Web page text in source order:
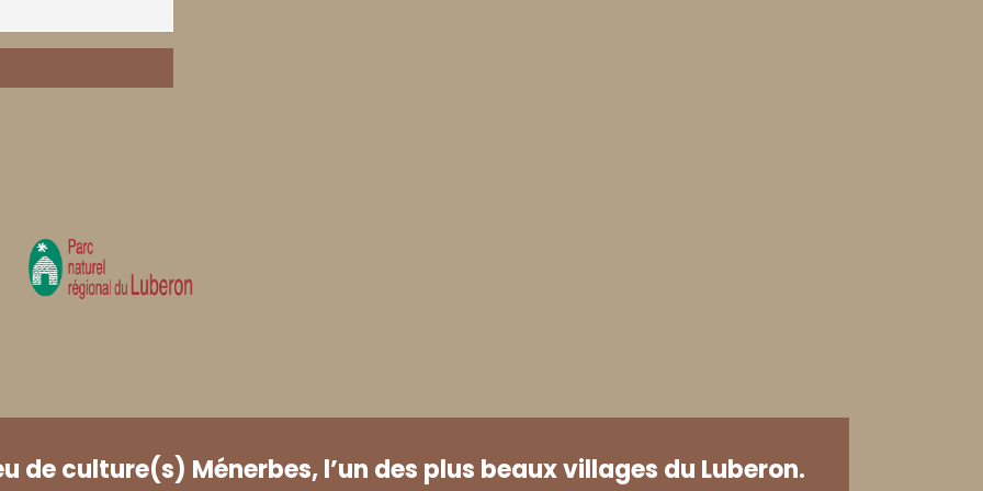
de culture(s) Ménerbes, l’un des plus beaux villages du Luberon.